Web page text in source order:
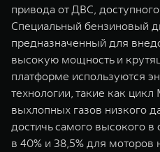
привода от ДВС,
Специальный бензиновый
предназначенный для
высокую мощность и
платформе используются
технологии, такие как
выхлопных газов низкого
достичь самого высокого
в 40% и 38,5% для моторов